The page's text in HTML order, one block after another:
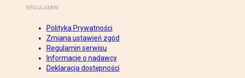
REGULAMIN
Polityka Prywatności
Zmiana ustawień zgód
Regulamin serwisu
Informacje o nadawcy
Deklaracja dostępności